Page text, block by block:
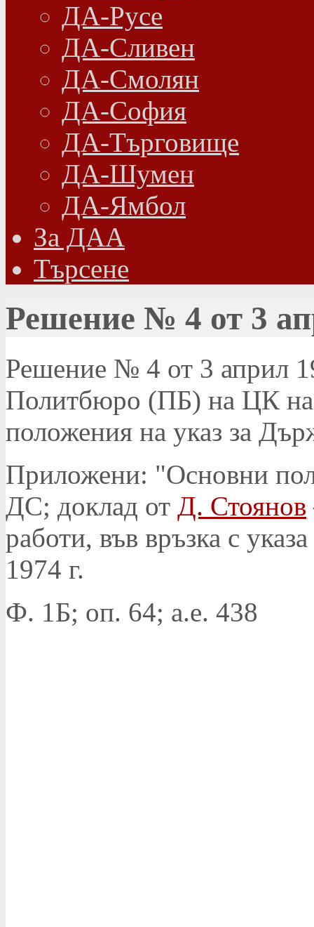
ДА-Русе
ДА-Сливен
ДА-Смолян
ДА-София
ДА-Търговище
ДА-Шумен
ДА-Ямбол
Зa ДАА
Търсене
Решение № 4 от 3
Решение № 4 от 3 април
Политбюро (ПБ) на ЦК
положения на указ за
Приложени: "Основни
ДС; доклад от Д. Стоянов
работи, във връзка с
1974 г.
Ф. 1Б; оп. 64; а.е. 438